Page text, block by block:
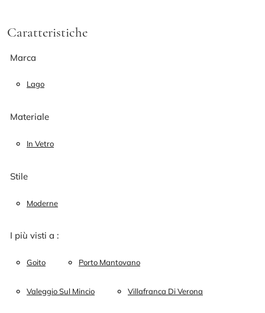
Caratteristiche
Marca
Lago
Materiale
In Vetro
Stile
Moderne
I più visti a :
Goito Porto Mantovano
Valeggio Sul Mincio Villafranca Di Verona